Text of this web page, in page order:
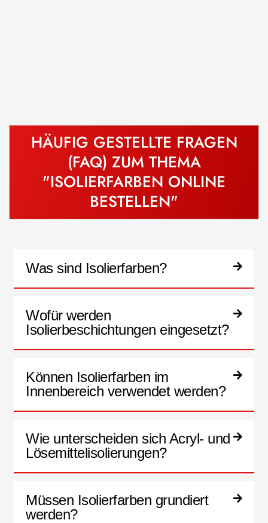
HÄUFIG GESTELLTE FRAGEN
(FAQ) ZUM THEMA
"ISOLIERFARBEN ONLINE
BESTELLEN"
Was sind Isolierfarben?
Wofür werden
Isolierbeschichtungen eingesetzt?
Können Isolierfarben im
Innenbereich verwendet werden?
Wie unterscheiden sich Acryl- und
Lösemittelisolierungen?
Müssen Isolierfarben grundiert
werden?